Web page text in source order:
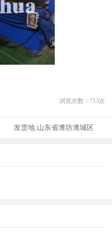
浏览次数： 713次
发货地:山东省潍坊潍城区